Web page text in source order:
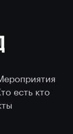
есть кто